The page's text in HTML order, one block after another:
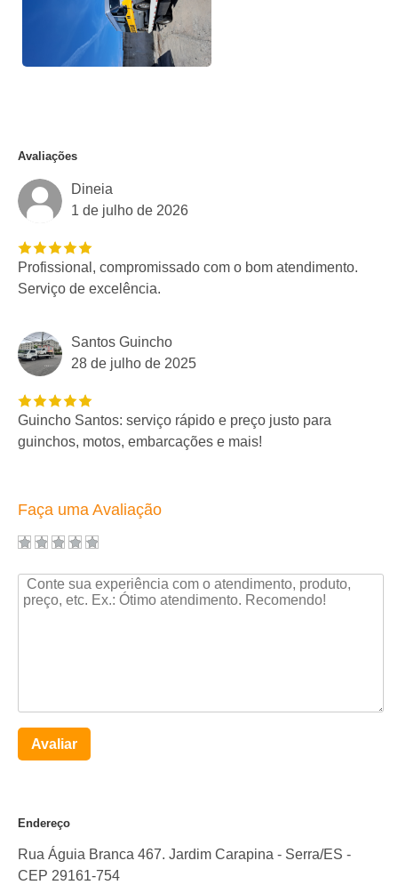
Avaliações
Dineia
1 de julho de 2026
Profissional, compromissado com o bom atendimento.
Serviço de excelência.
Santos Guincho
28 de julho de 2025
Guincho Santos: serviço rápido e preço justo para
guinchos, motos, embarcações e mais!
Faça uma Avaliação
Avaliar
Endereço
Rua Águia Branca 467. Jardim Carapina - Serra/ES -
CEP 29161-754